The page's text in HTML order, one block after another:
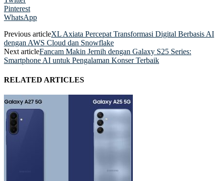
Pinterest
WhatsApp
Previous articleXL Axiata Percepat Transformasi Digital Berbasis AI
dengan AWS Cloud dan Snowflake
Next articleFancam Makin Jernih dengan Galaxy S25 Series:
Smartphone AI untuk Pengalaman Konser Terbaik
RELATED ARTICLES